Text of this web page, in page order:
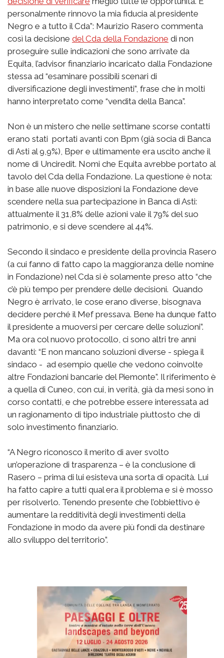
personalmente rinnovo la mia fiducia al presidente
Negro e a tutto il Cda”: Maurizio Rasero commenta
così la decisione del Cda della Fondazione di non
proseguire sulle indicazioni che sono arrivate da
Equita, l’advisor finanziario incaricato dalla Fondazione
stessa ad “esaminare possibili scenari di
diversificazione degli investimenti”, frase che in molti
hanno interpretato come “vendita della Banca”.
Non è un mistero che nelle settimane scorse contatti
erano stati portati avanti con Bpm (già socia di Banca
di Asti al 9,9%), Bper e ultimamente era uscito anche il
nome di Unciredit. Nomi che Equita avrebbe portato al
tavolo del Cda della Fondazione. La questione è nota:
in base alle nuove disposizioni la Fondazione deve
scendere nella sua partecipazione in Banca di Asti:
attualmente il 31,8% delle azioni vale il 79% del suo
patrimonio, e si deve scendere al 44%.
Secondo il sindaco e presidente della provincia Rasero
(a cui fanno di fatto capo la maggioranza delle nomine
in Fondazione) nel Cda si è solamente preso atto “che
c’è più tempo per prendere delle decisioni. Quando
Negro è arrivato, le cose erano diverse, bisognava
decidere perché il Mef pressava. Bene ha dunque fatto
il presidente a muoversi per cercare delle soluzioni”.
Ma ora col nuovo protocollo, ci sono altri tre anni
davanti: “E non mancano soluzioni diverse - spiega il
sindaco - ad esempio quelle che vedono coinvolte
altre Fondazioni bancarie del Piemonte”. Il riferimento è
a quella di Cuneo, con cui, in verità, già da mesi sono in
corso contatti, e che potrebbe essere interessata ad
un ragionamento di tipo industriale piuttosto che di
solo investimento finanziario.
“A Negro riconosco il merito di aver svolto
un’operazione di trasparenza – è la conclusione di
Rasero – prima di lui esisteva una sorta di opacità. Lui
ha fatto capire a tutti qual era il problema e si è mosso
per risolverlo. Tenendo presente che l’obbiettivo è
aumentare la redditività degli investimenti della
Fondazione in modo da avere più fondi da destinare
allo sviluppo del territorio”.